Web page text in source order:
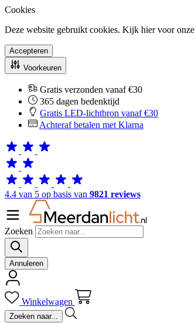
Cookies
Deze website gebruikt cookies. Kijk hier voor onze
Accepteren
Voorkeuren
Gratis verzonden vanaf €30
365 dagen bedenktijd
Gratis LED-lichtbron vanaf €30
Achteraf betalen met Klarna
4.4 van 5 op basis van 9821 reviews
Zoeken
Annuleren
Winkelwagen